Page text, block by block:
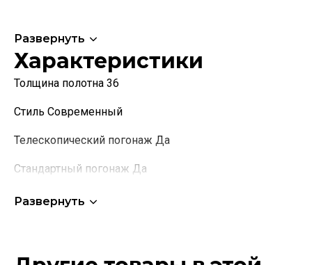
Развернуть
Характеристики
Толщина полотна 36
Стиль Современный
Телескопический погонаж Да
Стандартный погонаж Да
Коллекция Серия P
Наименование производителя полное S40, Дуб бруно,
Развернуть